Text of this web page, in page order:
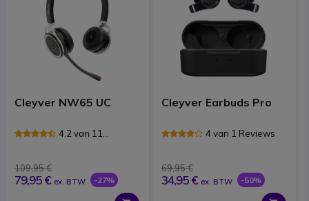
Cleyver NW65 UC
4.2 van 11
109,95 €
79,95 € ex. BTW -27%
Cleyver Earbuds Pro
4 van 1 Reviews
69,95 €
34,95 € ex. BTW -50%